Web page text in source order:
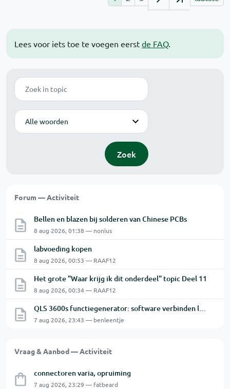
Lees voor iets toe te voegen eerst de FAQ.
Zoek
Modus
Zoek
Forum — Activiteit
Bellen en blazen bij solderen van Chinese PCBs
8 aug 2026, 01:38 — nonius
labvoeding kopen
8 aug 2026, 00:53 — RAAF12
Het grote "Waar krijg ik dit onderdeel" topic Deel 11
8 aug 2026, 00:34 — RAAF12
QLS 3600s functiegenerator: software verbinden lukt niet.
7 aug 2026, 23:43 — benleentje
Vraag & Aanbod — Activiteit
connectoren varia, opruiming
7 aug 2026, 23:29 — fatbeard